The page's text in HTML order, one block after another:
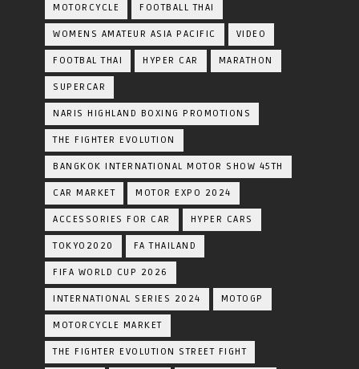
MOTORCYCLE FOOTBALL THAI
WOMENS AMATEUR ASIA PACIFIC VIDEO
FOOTBAL THAI HYPER CAR MARATHON
SUPERCAR
NARIS HIGHLAND BOXING PROMOTIONS
THE FIGHTER EVOLUTION
BANGKOK INTERNATIONAL MOTOR SHOW 45TH
CAR MARKET MOTOR EXPO 2024
ACCESSORIES FOR CAR HYPER CARS
TOKYO2020 FA THAILAND
FIFA WORLD CUP 2026
INTERNATIONAL SERIES 2024 MOTOGP
MOTORCYCLE MARKET
THE FIGHTER EVOLUTION STREET FIGHT